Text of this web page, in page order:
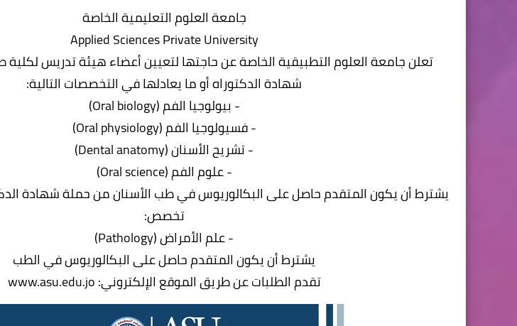
جامعة العلوم التعليمية الخاصة
Applied Sciences Private University
تعلن جامعة العلوم التطبيقية الخاصة عن حاجتها لتعيين أعضاء هيئة تدريس
شهادة الدكتوراه أو ما يعادلها في التخصصات التالية:
- بيولوجيا الفم (Oral biology)
- فسيولوجيا الفم (Oral physiology)
- تشريح الأسنان (Dental anatomy)
- علوم الفم (Oral science)
يشترط أن يكون المتقدم حاصل على البكالوريوس في طب الأسنان من حملة شهادة
تخصص:
- علم الأمراض (Pathology)
يشترط أن يكون المتقدم حاصل على البكالوريوس في الطب
تقدم الطلبات عن طريق الموقع الإلكتروني: www.asu.edu.jo